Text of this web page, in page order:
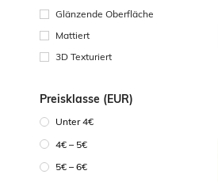
Glänzende Oberfläche
Mattiert
3D Texturiert
Preisklasse (EUR)
Unter 4€
4€ – 5€
5€ – 6€